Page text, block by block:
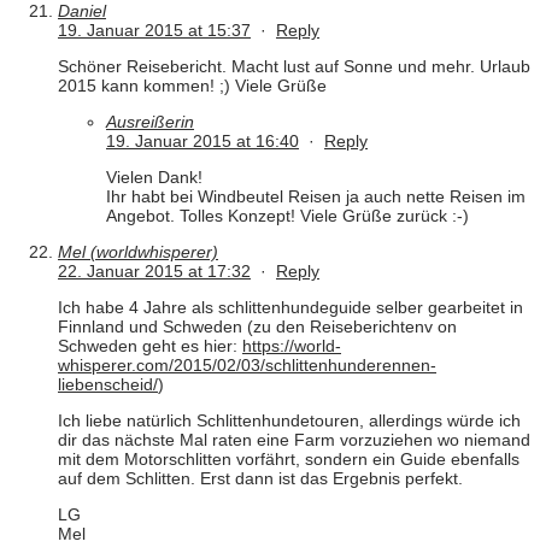
Daniel
19. Januar 2015 at 15:37 · Reply
Schöner Reisebericht. Macht lust auf Sonne und mehr. Urlaub
2015 kann kommen! ;) Viele Grüße
Ausreißerin
19. Januar 2015 at 16:40 · Reply
Vielen Dank!
Ihr habt bei Windbeutel Reisen ja auch nette Reisen im
Angebot. Tolles Konzept! Viele Grüße zurück :-)
Mel (worldwhisperer)
22. Januar 2015 at 17:32 · Reply
Ich habe 4 Jahre als schlittenhundeguide selber gearbeitet in
Finnland und Schweden (zu den Reiseberichtenv on
Schweden geht es hier: https://world-
whisperer.com/2015/02/03/schlittenhunderennen-
liebenscheid/)
Ich liebe natürlich Schlittenhundetouren, allerdings würde ich
dir das nächste Mal raten eine Farm vorzuziehen wo niemand
mit dem Motorschlitten vorfährt, sondern ein Guide ebenfalls
auf dem Schlitten. Erst dann ist das Ergebnis perfekt.
LG
Mel